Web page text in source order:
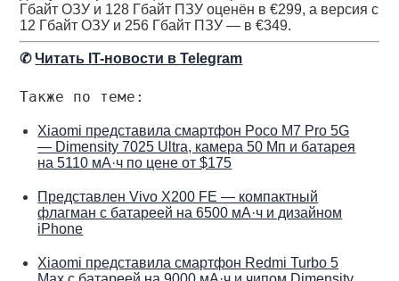
Гбайт ОЗУ и 128 Гбайт ПЗУ оценён в €299, а версия с
12 Гбайт ОЗУ и 256 Гбайт ПЗУ — в €349.
✆Читать IT-новости в Telegram
Также по теме:
Xiaomi представила смартфон Poco M7 Pro 5G
— Dimensity 7025 Ultra, камера 50 Мп и батарея
на 5110 мА·ч по цене от $175
Представлен Vivo X200 FE — компактный
флагман с батареей на 6500 мА·ч и дизайном
iPhone
Xiaomi представила смартфон Redmi Turbo 5